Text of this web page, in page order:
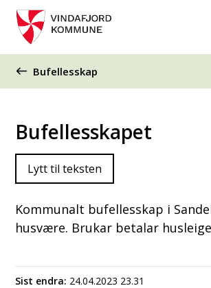
Du er her:
Bufellesskap
Bufellesskapet
Lytt til teksten
Kommunalt bufellesskap i
husvære. Brukar betalar
Sist endra 24.04.2023 23.31